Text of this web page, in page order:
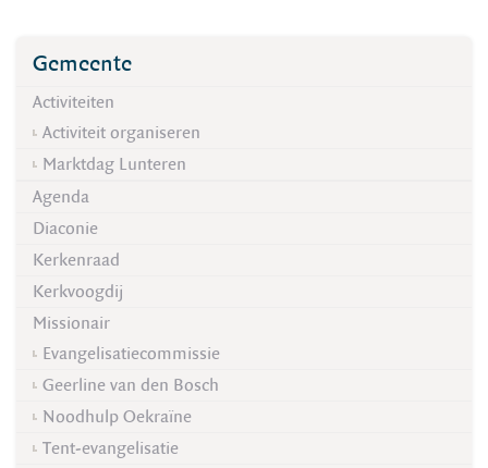
Gemeente
Activiteiten
Activiteit organiseren
Marktdag Lunteren
Agenda
Diaconie
Kerkenraad
Kerkvoogdij
Missionair
Evangelisatiecommissie
Geerline van den Bosch
Noodhulp Oekraïne
Tent-evangelisatie